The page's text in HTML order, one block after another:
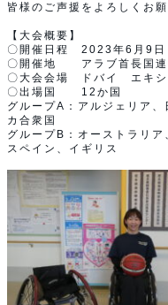
皆様のご声援をよろしくお
【大会概要】
〇開催日程 2023年6月9日
〇開催地 アラブ首長国連
〇大会会場 ドバイ エキ
〇出場国 12か国
グループA：アルジェリア
カ合衆国
グループB：オーストラリア
スペイン、イギリス